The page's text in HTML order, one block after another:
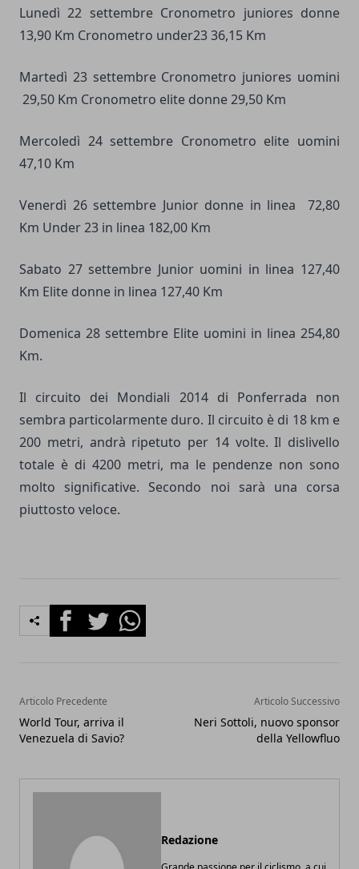
Lunedì 22 settembre Cronometro juniores donne
13,90 Km Cronometro under23 36,15 Km
Martedì 23 settembre Cronometro juniores uomini
29,50 Km Cronometro elite donne 29,50 Km
Mercoledì 24 settembre Cronometro elite uomini
47,10 Km
Venerdì 26 settembre Junior donne in linea 72,80
Km Under 23 in linea 182,00 Km
Sabato 27 settembre Junior uomini in linea 127,40
Km Elite donne in linea 127,40 Km
Domenica 28 settembre Elite uomini in linea 254,80
Km.
Il circuito dei Mondiali 2014 di Ponferrada non
sembra particolarmente duro. Il circuito è di 18 km e
200 metri, andrà ripetuto per 14 volte. Il dislivello
totale è di 4200 metri, ma le pendenze non sono
molto significative. Secondo noi sarà una corsa
piuttosto veloce.
FacebookTwitterWhatsapp
Articolo Precedente
World Tour, arriva il
Venezuela di Savio?
Articolo Successivo
Neri Sottoli, nuovo sponsor
della Yellowfluo
Redazione